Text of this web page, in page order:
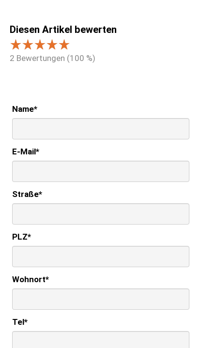
Diesen Artikel bewerten
2 Bewertungen (100 %)
Name*
E-Mail*
Straße*
PLZ*
Wohnort*
Tel*